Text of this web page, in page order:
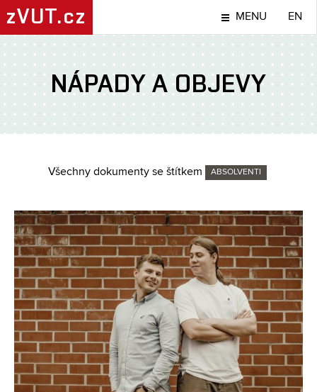
zVUT.cz MENU EN
NÁPADY A OBJEVY
Všechny dokumenty se štítkem ABSOLVENTI